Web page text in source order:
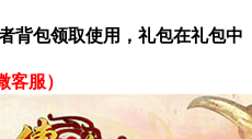
背包领取使用，礼包在礼包中
客服）